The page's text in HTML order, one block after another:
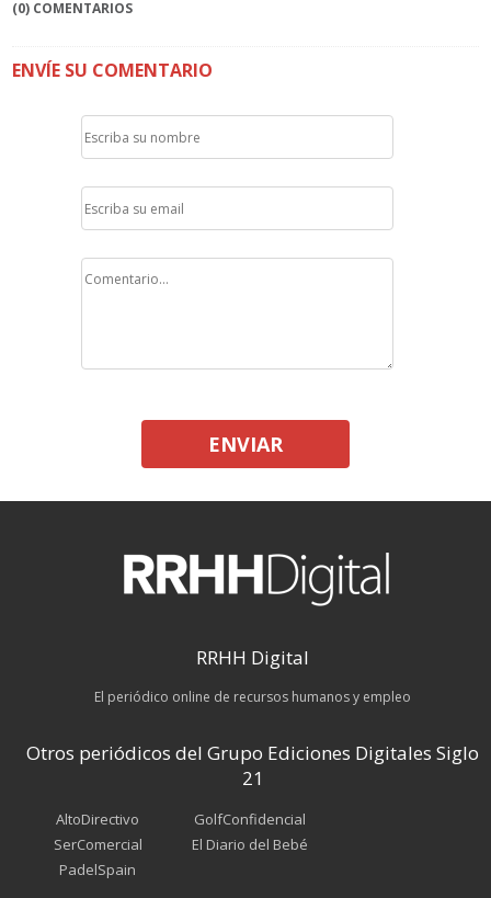
(0) COMENTARIOS
ENVÍE SU COMENTARIO
ENVIAR
RRHH Digital
El periódico online de recursos humanos y empleo
Otros periódicos del Grupo Ediciones Digitales Siglo
21
AltoDirectivo
SerComercial
PadelSpain
GolfConfidencial
El Diario del Bebé